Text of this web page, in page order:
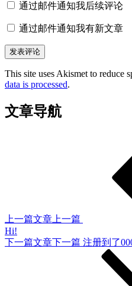
通过邮件通知我后续评论
通过邮件通知我有新文章
This site uses Akismet to reduce
data is processed.
文章导航
上一篇文章 上一篇
Hi!
下一篇文章下一篇 注册到了